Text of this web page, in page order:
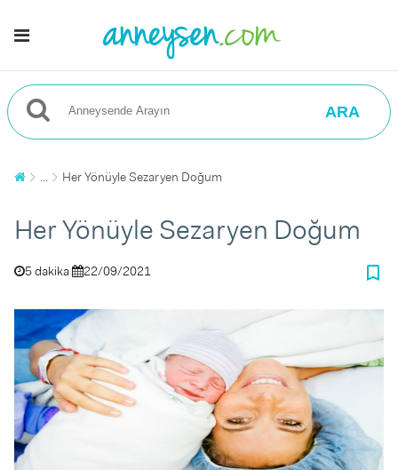
ARA
... Her Yönüyle Sezaryen Doğum
Her Yönüyle Sezaryen Doğum
5 dakika 22/09/2021 bookmark_border